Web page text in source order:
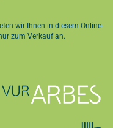
wir Ihnen in diesem Online-
zum Verkauf an.